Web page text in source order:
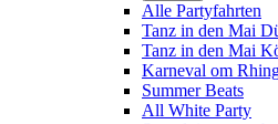
Alle Partyfahrten
Tanz in den Mai
Tanz in den Mai
Karneval om
Summer Beats
All White Party